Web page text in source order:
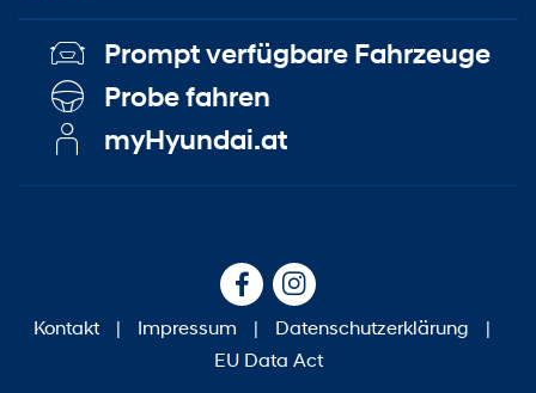
Prompt verfügbare Fahrzeuge
Probe fahren
myHyundai.at
Kontakt | Impressum | Datenschutzerklärung
|
EU Data Act